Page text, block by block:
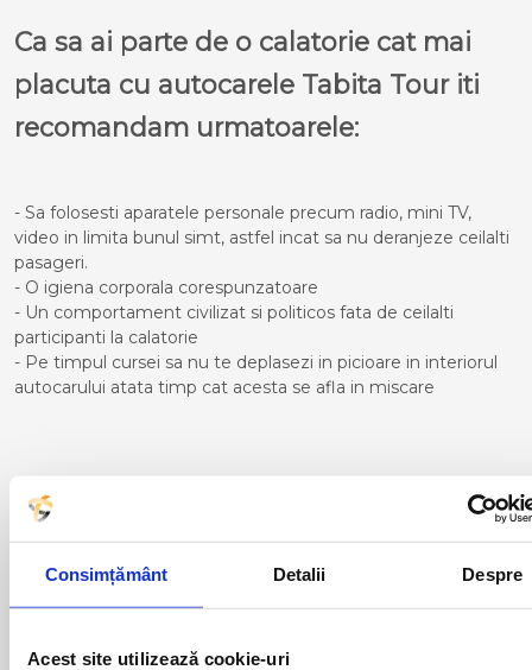
Consimțământ Detalii Despre
Acest site utilizează cookie-uri
Ca sa ai parte de o calatorie cat mai
placuta cu autocarele Tabita Tour iti
recomandam urmatoarele:
- Sa folosesti aparatele personale precum radio, mini TV,
video in limita bunul simt, astfel incat sa nu deranjeze ceilalti
pasageri.
- O igiena corporala corespunzatoare
- Un comportament civilizat si politicos fata de ceilalti
participanti la calatorie
- Pe timpul cursei sa nu te deplasezi in picioare in interiorul
autocarului atata timp cat acesta se afla in miscare
Curse din Romania catre
AYAMONTE:
ACAS
ADJUD
ALBA IULIA
LUGOJ
MEDIAS